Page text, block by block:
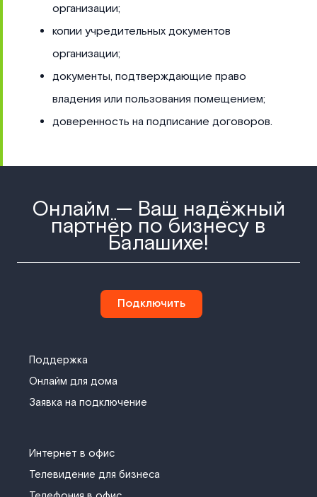
организации;
копии учредительных документов
организации;
документы, подтверждающие право
владения или пользования помещением;
доверенность на подписание договоров.
Онлайм — Ваш надёжный
партнёр по бизнесу в
Балашихе!
Подключить
Поддержка
Онлайм для дома
Заявка на подключение
Интернет в офис
Телевидение для бизнеса